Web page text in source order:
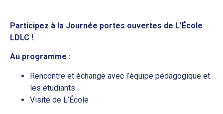
Participez à la Journée portes ouvertes de L’École
LDLC !
Au programme :
Rencontre et échange avec l’équipe pédagogique et
les étudiants
Visite de L’École